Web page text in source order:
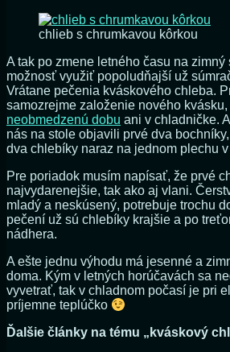
chlieb s chrumkavou kôrkou
A tak po zmene letného času na zimný
možnosť využiť popoludňajší už
Vrátane pečenia kváskového chleba.
samozrejme založenie nového
neobmedzenú dobu ani v chladničke.
nás na stole objavili prvé dva
dva chlebíky naraz na jednom plechu v
Pre poriadok musím napísať, že prvé
najvydarenejšie, tak ako aj vlani.
mladý a neskúsený, potrebuje trochu
pečení už sú chlebíky krajšie a po
nádhera.
A ešte jednu výhodu má jesenné a
doma. Kým v letných horúčavách sa
vyvetrať, tak v chladnom počasí je pri
príjemne teplúčko
Ďalšie články na tému „kváskový